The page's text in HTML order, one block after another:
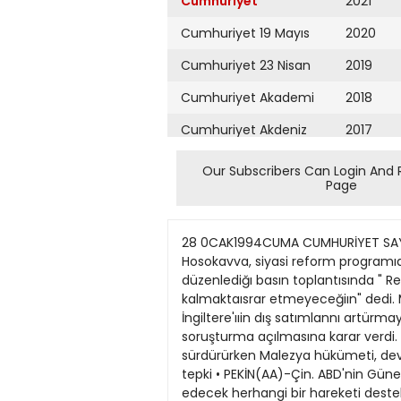
Cumhuriyet 19 Mayıs
Cumhuriyet 23 Nisan
Cumhuriyet Akademi
Cumhuriyet Akdeniz
Cumhuriyet Alışveriş
Cumhuriyet Ankara
Cumhuriyet Büyük
Taaruz
Cumhuriyet
Cumartesi
Cumhuriyet Çevre
2020
2019
2018
2017
2016
2015
2013
2012
2011
2010
2009
Our Subscribers Can Login And
Page
28 0CAK1994CUMA CUMHURİYET SAYFA DIŞ HABERLER Hosokawa r dan istifa tehdidi • TOK YO (AA) - Japonya Başbakanı Morihiro Hosokavva, siyasi reform programıaın, parlamentoda kabul edilmemesi durumunda "istifa etmeye hazırolduğunu" bildirdi. Hosokavva, düzenlediğı basın toplantısında " Reformlar konusunda Japon halkına verdiğim vaatleri gerçekleştiremezsem, başbakanlık görevinde kalmaktaısrar etmeyeceğiın" dedi. MajorveHupd için soruşturma • LONDRA (AA) - Avam Kamarası Dış İlişkiler Karma Komisyonu. İngiltere'ııin dış satımlannı artürmayı teşvik amacıyla Malezya'ya 234 milyon sterlin yardım yapılmasına ilişkin hükümet karanyla ilgili bir soruşturma açılmasına karar verdi. Jngiltere geçen yıl Malezya'ya yapılacak 1 milyar sterlin tutanndaki silah saüşının pazarhğmı sürdürürken Malezya hükümeti, dev Pergau Barajı projesinin yaşama geçirilmesi için İngiltere'den yardım istemişti. Çin'den G.Kore r ye tepki • PEKİN(AA)-Çin. ABD'nin Güney Kore'ye Patnot füzeleri yerleştirme planyıı endişeyle karşıladığını belirterek bölgede banşı tehdit edecek herhangi bir hareketi desteklemeyeceğini bildirdi. Çin Dışişleri Bakanlığı Sözcusü Wu Jianmin. Pekin hükümetinın Kuzey Kore'nin nükleer silah programı ile ilgili gerginliğin siyasi çözülebileceğine inandığını kaydetti. İkincJTÖPkmen partisi kunıldu • LONDRA (AA) - Merkezi Ankara'da buîunan Irak Milli Türkmen Partisi'nden sonra Londra'da ikinci bir Türkmen partisi faaliyete geçti. Saddam Hûseyin tarafından erken emekliliğe sevk edilerek uzun yıllar Bağdat'ta cezaevinde ve göz hapsinde tutulan Aziz Kadir'in liderliğini yaptığı partinin adı "Türkmen Milliyetçi Demokrat Hareketi" olarak açıklandı. Çin'de 8 kiloluk bebek • PEKİN (AA) - Çin'de yeni doğan bir bebeğin ağırlığının sekiz kilonun üzerinde olması tıp dünyasını şaşırttı. 61 santimetre boyundaki bebeği tartarken gözlerine inanamayan doktorlar. üç tartı üzerinde yaptıklan denemelerde, bebeğin tam olarak 8.1 kg ağırlığında olduğunu gördüler. Ülkenin kuzeydoğusundaki Tangşan'da 22 ocak günü doğum yapan 28 yaşında, 1.67 boyundaki annenin hamilelik döneminde 30 kilo aldığı belirtildi. Türk, Amerikalı, Rus ve İranlı uzmanlann, Azerilere askeri eğitim verdiği öne sürülüyor Azeribaşarısındadışdestek EDtPEMİLÖYMEN LONDRA - Azeri kuvvetlerinin son haftalarda Ermenilere karşı elde ettikleri başanlarda Türk. Amerika- lı ve Rus eğitmenlerin katkısı oldu- ğu şeklindeki iddialar güçleniyor. Bölgeden bu yönde alınan haberler, İngiliz savunma ve haber kaynakla- n tarafından da doğrulanmaya baş- landı. Azerbaycan Silahlı Kuvvetleri'ni eğittikleri bildirilen askeri danış- manlann ülkede "gayri resnu" sta- tüde bulunduklan bildirildi. Merke- zi Atlanta'da bulunan Megaoil